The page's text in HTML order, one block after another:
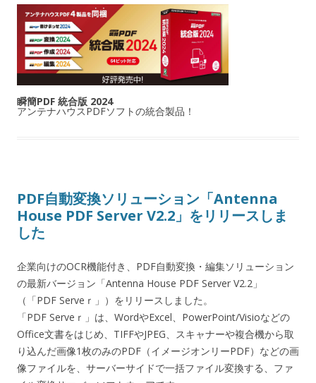
瞬簡PDF 統合版 2024
アンテナハウスPDFソフトの統合製品！
PDF自動変換ソリューション「Antenna
House PDF Server V2.2」をリリースしま
した
企業向けのOCR機能付き、PDF自動変換・編集ソリューション
の最新バージョン「Antenna House PDF Server V2.2」
（「PDF Serveｒ」）をリリースしました。
「PDF Serveｒ」は、WordやExcel、PowerPoint/Visioなどの
Office文書をはじめ、TIFFやJPEG、スキャナーや複合機から取
り込んだ画像1枚のみのPDF（イメージオンリーPDF）などの画
像ファイルを、サーバーサイドで一括ファイル変換する、ファ